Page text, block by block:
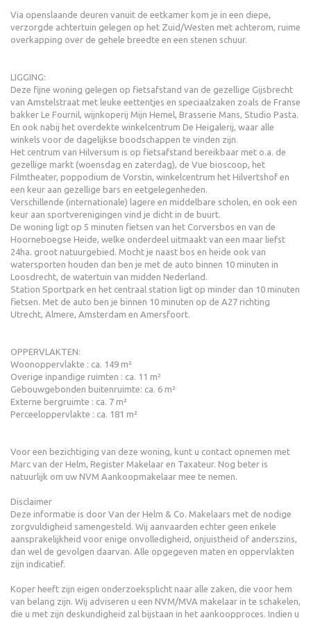
Via openslaande deuren vanuit de eetkamer kom je in een diepe,
verzorgde achtertuin gelegen op het Zuid/Westen met achterom, ruime
overkapping over de gehele breedte en een stenen schuur.
LIGGING:
Deze fijne woning gelegen op fietsafstand van de gezellige Gijsbrecht
van Amstelstraat met leuke eettentjes en speciaalzaken zoals de Franse
bakker Le Fournil, wijnkoperij Mijn Hemel, Brasserie Mans, Studio Pasta.
En ook nabij het overdekte winkelcentrum De Heigalerij, waar alle
winkels voor de dagelijkse boodschappen te vinden zijn.
Het centrum van Hilversum is op fietsafstand bereikbaar met o.a. de
gezellige markt (woensdag en zaterdag), de Vue bioscoop, het
Filmtheater, poppodium de Vorstin, winkelcentrum het Hilvertshof en
een keur aan gezellige bars en eetgelegenheden.
Verschillende (internationale) lagere en middelbare scholen, en ook een
keur aan sportverenigingen vind je dicht in de buurt.
De woning ligt op 5 minuten fietsen van het Corversbos en van de
Hoorneboegse Heide, welke onderdeel uitmaakt van een maar liefst
24ha. groot natuurgebied. Mocht je naast bos en heide ook van
watersporten houden dan ben je met de auto binnen 10 minuten in
Loosdrecht, de watertuin van midden Nederland.
Station Sportpark en het centraal station ligt op minder dan 10 minuten
fietsen. Met de auto ben je binnen 10 minuten op de A27 richting
Utrecht, Almere, Amsterdam en Amersfoort.
OPPERVLAKTEN:
Woonoppervlakte : ca. 149 m²
Overige inpandige ruimten : ca. 11 m²
Gebouwgebonden buitenruimte: ca. 6 m²
Externe bergruimte : ca. 7 m²
Perceeloppervlakte : ca. 181 m²
Voor een bezichtiging van deze woning, kunt u contact opnemen met
Marc van der Helm, Register Makelaar en Taxateur. Nog beter is
natuurlijk om uw NVM Aankoopmakelaar mee te nemen.
Disclaimer
Deze informatie is door Van der Helm & Co. Makelaars met de nodige
zorgvuldigheid samengesteld. Wij aanvaarden echter geen enkele
aansprakelijkheid voor enige onvolledigheid, onjuistheid of anderszins,
dan wel de gevolgen daarvan. Alle opgegeven maten en oppervlakten
zijn indicatief.
Koper heeft zijn eigen onderzoeksplicht naar alle zaken, die voor hem
van belang zijn. Wij adviseren u een NVM/MVA makelaar in te schakelen,
die u met zijn deskundigheid zal bijstaan in het aankoopproces. Indien u